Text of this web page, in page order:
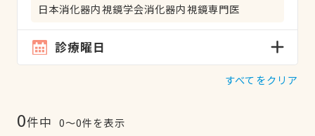
日本消化器内視鏡学会消化器内視鏡専門医
診療曜日
すべてをクリア
0件中 0〜0件を表示